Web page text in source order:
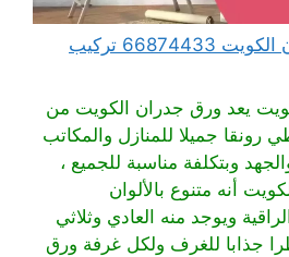
فني تركيب ورق جدران الكويت 66874433 تركيب
يعد ورق جدران الكويت من
رونقا جميلا للمنازل والمكاتب
وبتكلفة مناسبة للجميع ،
أنه متنوع بالألوان
ويوجد منه العادي وثلاثي
جذابا للغرف ولكل غرفة ورق